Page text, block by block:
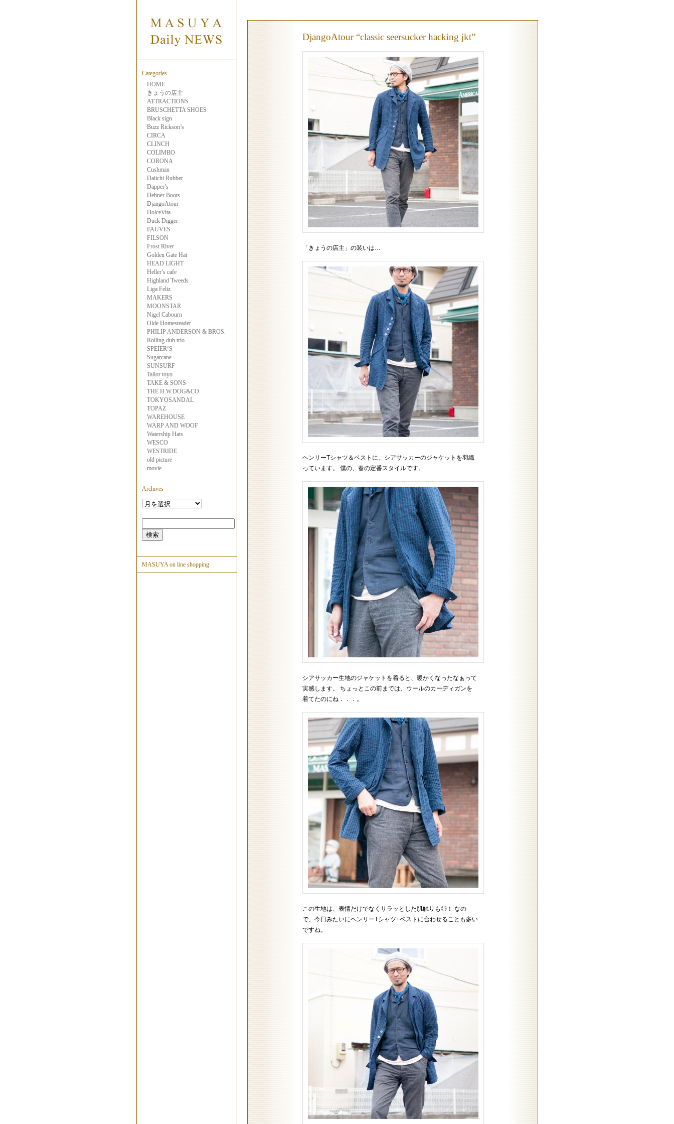
Categories
HOME
きょうの店主
ATTRACTIONS
BRUSCHETTA SHOES
Black sign
Buzz Rickson’s
CIRCA
CLINCH
COLIMBO
CORONA
Cushman
Daiichi Rubber
Dapper’s
Dehner Boots
DjangoAtour
DolceVita
Duck Digger
FAUVES
FILSON
Frost River
Golden Gate Hat
HEAD LIGHT
Heller’s cafe
Highland Tweeds
Liga Feliz
MAKERS
MOONSTAR
Nigel Cabourn
Olde Homesteader
PHILIP ANDERSON & BROS.
Rolling dub trio
SPEIER’S
Sugarcane
SUNSURF
Tailor toyo
TAKE & SONS
THE H.W.DOG&CO.
TOKYOSANDAL
TOPAZ
WAREHOUSE
WARP AND WOOF
Watership Hats
WESCO
WESTRIDE
old picture
movie
Archives
MASUYA on line shopping
DjangoAtour “classic seersucker hacking jkt”
「きょうの店主」の装いは…
ヘンリーTシャツ＆ベストに、シアサッカーのジャケットを羽織
っています。 僕の、春の定番スタイルです。
シアサッカー生地のジャケットを着ると、暖かくなったなぁって
実感します。 ちょっとこの前までは、ウールのカーディガンを
着てたのにね．．．。
この生地は、表情だけでなくサラッとした肌触りも◎！ なの
で、今日みたいにヘンリーTシャツ+ベストに合わせることも多い
ですね。